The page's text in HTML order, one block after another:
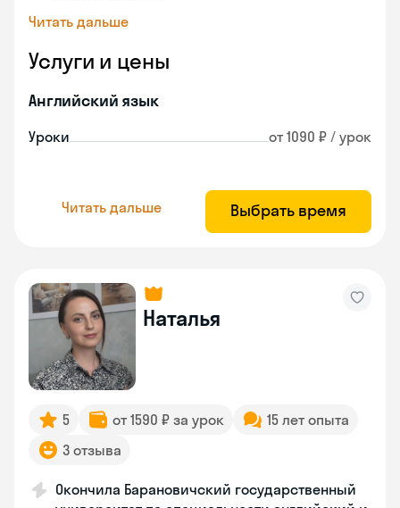
Читать дальше
Услуги и цены
Английский язык
Уроки от 1090 ₽ / урок
Читать дальше Выбрать время
Наталья
5 от 1590 ₽ за урок
15 лет опыта
3 отзыва
Окончила Барановичский государственный